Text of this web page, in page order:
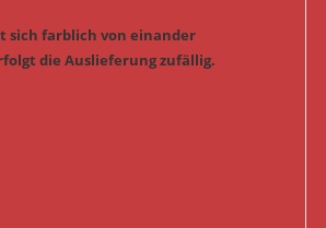
sich farblich von einander
die Auslieferung zufällig.